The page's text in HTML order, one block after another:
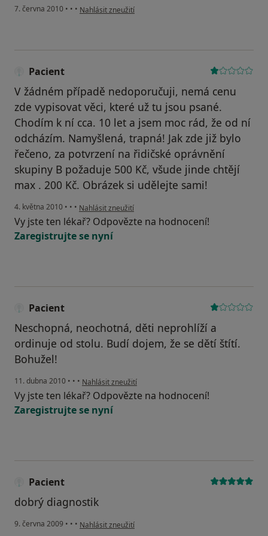
7. června 2010 • • • podle názoru uživatele Váš účet byl odstraněn
Nahlásit zneužití
Pacient
V žádném případě nedoporučuji, nemá cenu
zde vypisovat věci, které už tu jsou psané.
Chodím k ní cca. 10 let a jsem moc rád, že od ní
odcházím. Namyšlená, trapná! Jak zde již bylo
řečeno, za potvrzení na řidičské oprávnění
skupiny B požaduje 500 Kč, všude jinde chtějí
max . 200 Kč. Obrázek si udělejte sami!
4. května 2010 • • • podle názoru uživatele Pacient
Nahlásit zneužití
Vy jste ten lékař? Odpovězte na hodnocení!
Zaregistrujte se nyní
Pacient
Neschopná, neochotná, děti neprohlíží a
ordinuje od stolu. Budí dojem, že se dětí štítí.
Bohužel!
11. dubna 2010 • • • podle názoru uživatele Pacient
Nahlásit zneužití
Vy jste ten lékař? Odpovězte na hodnocení!
Zaregistrujte se nyní
Pacient
dobrý diagnostik
9. června 2009 • • • podle názoru uživatele Pacient
Nahlásit zneužití